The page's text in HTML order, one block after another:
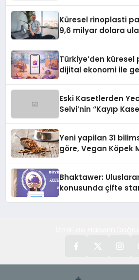
Küresel rinoplasti
9,6 milyar dolara
Türkiye’den küresel
dijital ekonomi ile
Eski Kasetlerden
Selvi’nin “Kayıp
Yeni yapilan 31
göre, Vegan Köpek
Bhaktawer:
konusunda çifte